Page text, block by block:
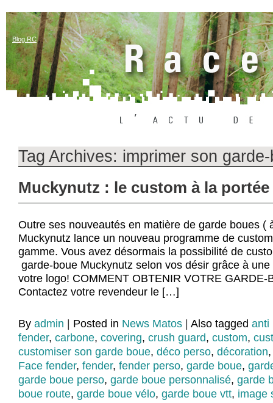
Blog RC
Tag Archives: imprimer son
Muckynutz : le custom à la
Outre ses nouveautés en matière de garde boues (
Muckynutz lance un nouveau programme de
gamme. Vous avez désormais la possibilité de
garde-boue Muckynutz selon vos désir grâce à
votre logo! COMMENT OBTENIR VOTRE GARDE-
Contactez votre revendeur le […]
By admin Posted in News Matos Also tagged anti
fender, carbone, covering, crush guard, custom,
customiser son garde boue, déco perso, décoration
Face fender, fender, fender perso, garde boue,
garde boue perso, garde boue personnalisé, garde
boue route, garde boue vélo, garde boue vtt, image